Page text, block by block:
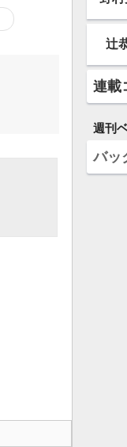
辻
連載
週刊
バッ